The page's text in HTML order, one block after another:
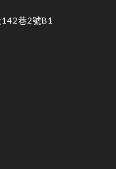
巷2號B1